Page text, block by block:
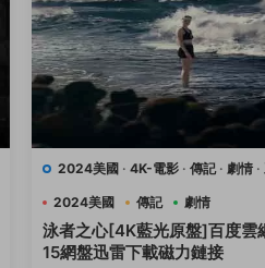
2024美國 · 4K-電影 · 傳記· 劇情 ·
2024美國
傳記 劇情
泳者之心[4K藍光原盤]百度雲
15網盤迅雷下載磁力鏈接